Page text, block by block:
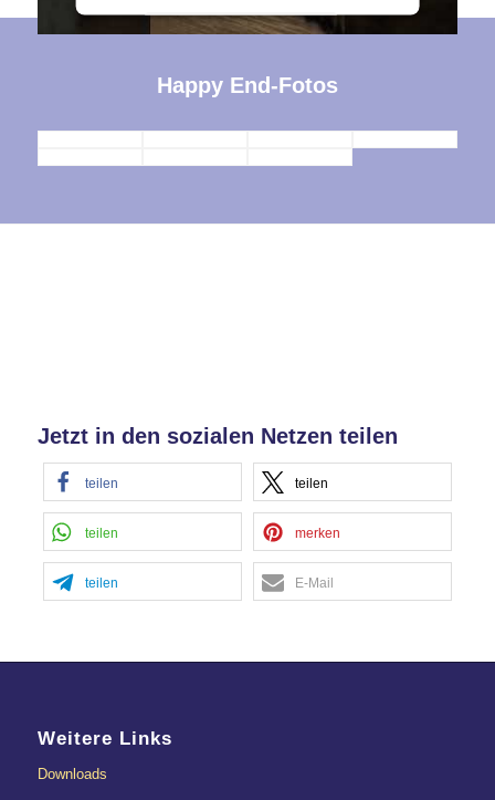
Mehr Informationen
Akzeptieren
powered byUsercentrics Consent
eRecht24
Happy End-Fotos
Jetzt in den sozialen Netzen teilen
teilen teilen
teilen merken
teilen E-Mail
Weitere Links
Downloads